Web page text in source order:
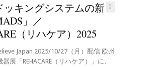
0
ッキングシステムの新
」／
（リハケア）2025
Japan 2025/10/27（月）配信 欧州
展「REHACARE（リハケア）」に、